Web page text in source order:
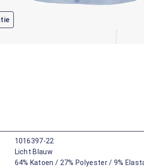
1016397-22
Licht Blauw
64% Katoen / 27% Polyester / 9%